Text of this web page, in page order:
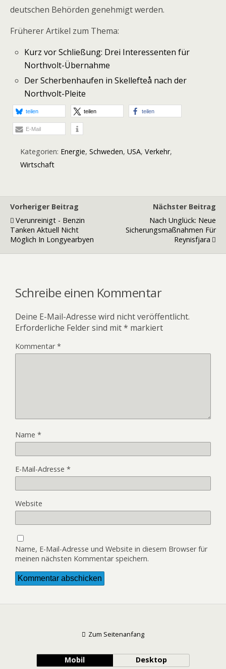
deutschen Behörden genehmigt werden.
Früherer Artikel zum Thema:
Kurz vor Schließung: Drei Interessenten für
Northvolt-Übernahme
Der Scherbenhaufen in Skellefteå nach der
Northvolt-Pleite
teilen teilen teilen
E-Mail
Kategorien: Energie, Schweden, USA, Verkehr,
Wirtschaft
Vorheriger Beitrag
Verunreinigt - Benzin
Tanken Aktuell Nicht
Möglich In Longyearbyen
Nächster Beitrag
Nach Unglück: Neue
Sicherungsmaßnahmen Für
Reynisfjara
Schreibe einen Kommentar
Deine E-Mail-Adresse wird nicht veröffentlicht.
Erforderliche Felder sind mit* markiert
Kommentar*
Name *
E-Mail-Adresse *
Website
Name, E-Mail-Adresse und Website in diesem Browser für
meinen nächsten Kommentar speichern.
Zum Seitenanfang
Mobil Desktop